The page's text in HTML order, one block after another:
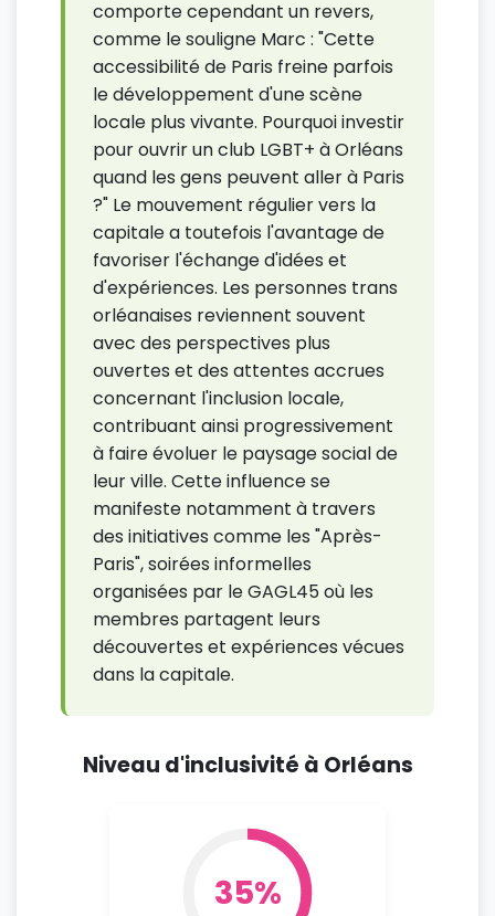
comporte cependant un revers,
comme le souligne Marc : "Cette
accessibilité de Paris freine parfois
le développement d'une scène
locale plus vivante. Pourquoi investir
pour ouvrir un club LGBT+ à Orléans
quand les gens peuvent aller à Paris
?" Le mouvement régulier vers la
capitale a toutefois l'avantage de
favoriser l'échange d'idées et
d'expériences. Les personnes trans
orléanaises reviennent souvent
avec des perspectives plus
ouvertes et des attentes accrues
concernant l'inclusion locale,
contribuant ainsi progressivement
à faire évoluer le paysage social de
leur ville. Cette influence se
manifeste notamment à travers
des initiatives comme les "Après-
Paris", soirées informelles
organisées par le GAGL45 où les
membres partagent leurs
découvertes et expériences vécues
dans la capitale.
Niveau d'inclusivité à Orléans
35%